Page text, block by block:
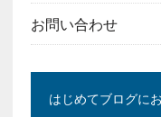
お問い合わせ
はじめてブログに